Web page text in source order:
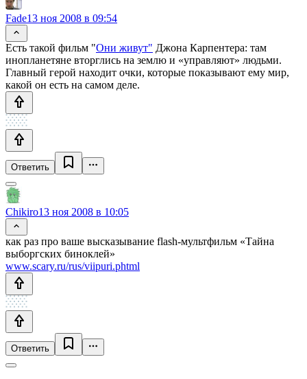
Fade13 ноя 2008 в 09:54
Есть такой фильм "Они живут" Джона Карпентера: там
инопланетяне вторглись на землю и «управляют» людьми.
Главный герой находит очки, которые показывают ему мир,
какой он есть на самом деле.
Ответить
Chikiro13 ноя 2008 в 10:05
как раз про ваше высказывание flash-мультфильм «Тайна
выборгских биноклей»
www.scary.ru/rus/viipuri.phtml
Ответить